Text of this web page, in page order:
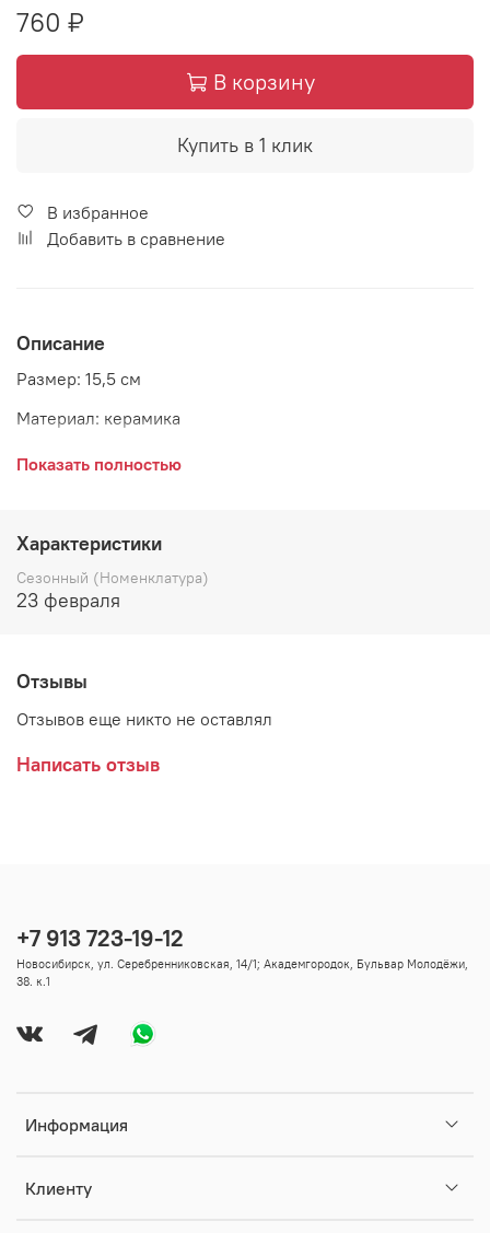
760 ₽
В корзину
Купить в 1 клик
В избранное
Добавить в сравнение
Описание
Размер: 15,5 см
Материал: керамика
Страна: Дания
Керамическая чайная ложка из коллекции посуды Ziggy.
Ложка безупречного высочайшего качества. Такая
ложка прослужит Вам не один десяток лет. Принт
зигзаг, в виде ломаных горизонтальных линий
Показать полностью
Характеристики
Сезонный (Номенклатура)
23 февраля
Отзывы
Отзывов еще никто не оставлял
Написать отзыв
Информация
Клиенту
+7 913 723-19-12
Новосибирск, ул. Серебренниковская, 14/1; Академгородок, Бульвар Молодёжи,
38. к.1